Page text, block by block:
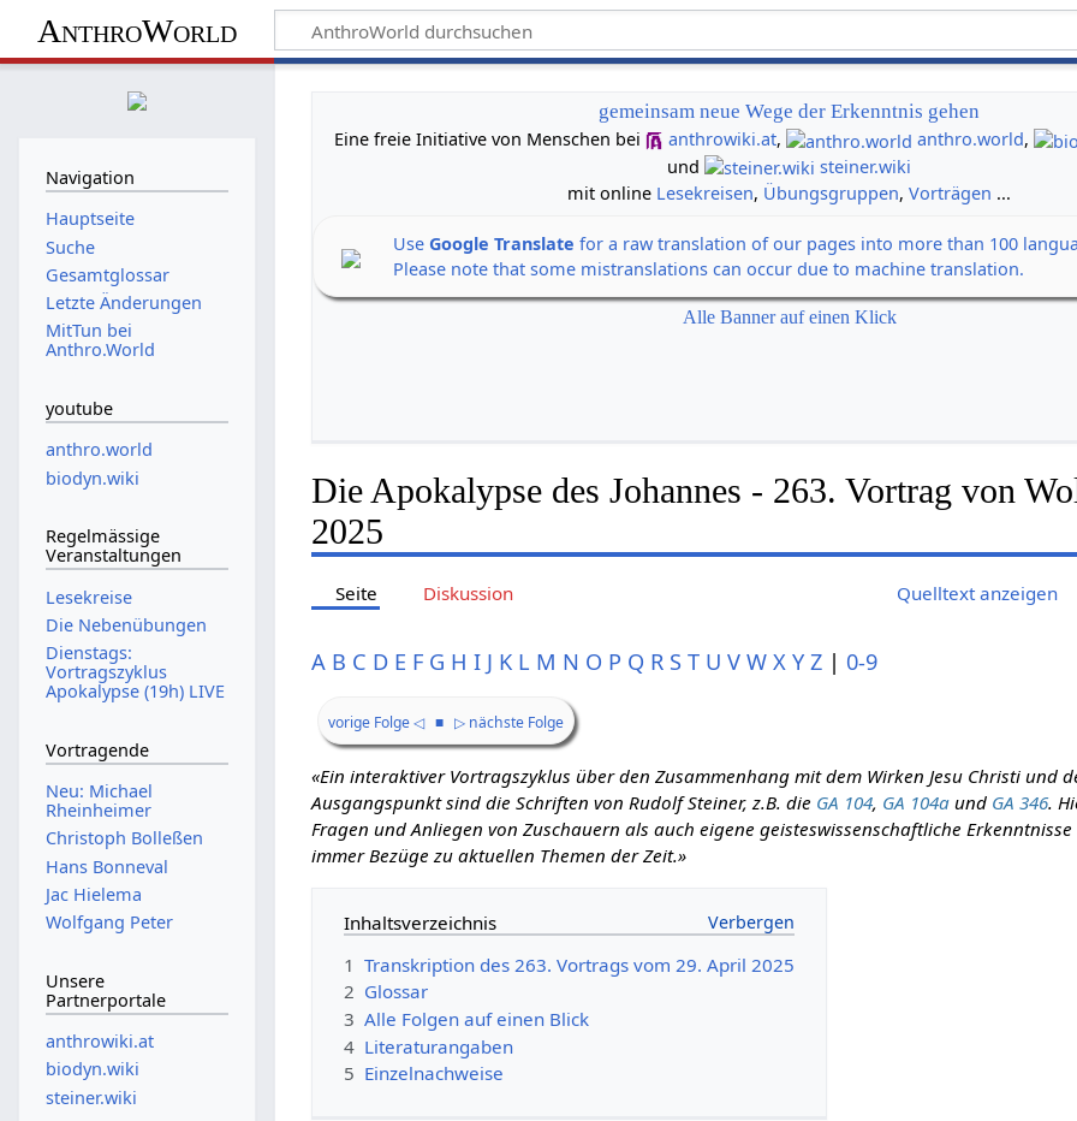
AnthroWorld
gemeinsam neue Wege der Erkenntnis gehen
Eine freie Initiative von Menschen bei
anthrowiki.at, anthro.world,
und
steiner.wiki
mit online Lesekreisen, Übungsgruppen,Vorträgen ...
UseGoogle Translate for a raw translation of our pages into more than 100
Please note that some mistranslations can occur due to machine translation.
Alle Banner auf einen Klick
Die Apokalypse des Johannes - 263. Vortrag von
2025
Seite Diskussion Quelltext anzeigen
A B C D E F G H I J K L M N O P Q R S T U V W X Y Z | 0-9
vorige Folge ◁ ■ ▷ nächste Folge
«Ein interaktiver Vortragszyklus über den Zusammenhang mit dem Wirken Jesu Christi und
Ausgangspunkt sind die Schriften von Rudolf Steiner, z.B. die GA 104, GA 104a und GA 346.
Fragen und Anliegen von Zuschauern als auch eigene geisteswissenschaftliche
immer Bezüge zu aktuellen Themen der Zeit.»
Inhaltsverzeichnis
1 Transkription des 263. Vortrags vom 29. April 2025
2 Glossar
3 Alle Folgen auf einen Blick
4 Literaturangaben
5 Einzelnachweise
Navigation
Hauptseite
Suche
Gesamtglossar
Letzte Änderungen
MitTun bei
Anthro.World
youtube
anthro.world
biodyn.wiki
Regelmässige
Veranstaltungen
Lesekreise
Die Nebenübungen
Dienstags:
Vortragszyklus
Apokalypse (19h) LIVE
Vortragende
Neu: Michael
Rheinheimer
Christoph Bolleßen
Hans Bonneval
Jac Hielema
Wolfgang Peter
Unsere
Partnerportale
anthrowiki.at
biodyn.wiki
steiner.wiki